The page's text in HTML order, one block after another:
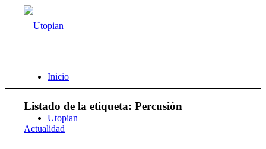
Inicio
Utopian
Listado de la etiqueta:Percusión
Actualidad